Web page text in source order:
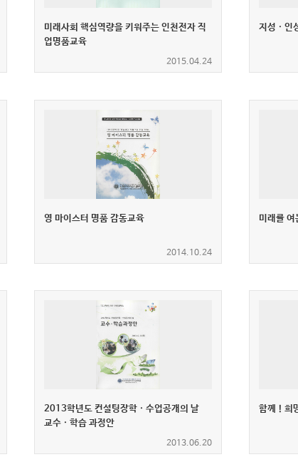
미래사회 핵심역량을 키워주는 인천전자 직
업명품교육
2015.04.24
지성 · 인
영 마이스터 명품 감동교육
2014.10.24
미래를 여
2013학년도 컨설팅장학 · 수업공개의 날
교수 · 학습 과정안
2013.06.20
함께！희